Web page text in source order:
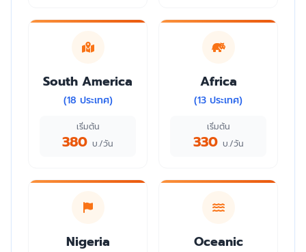
South America
(18 ประเทศ)
เริ่มต้น
380 บ./วัน
Africa
(13 ประเทศ)
เริ่มต้น
330 บ./วัน
Nigeria Oceanic